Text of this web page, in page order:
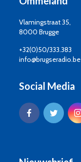
Vlamingstraat 35,
8000 Brugge
+32(0)50/333.383
info@brugseradio.be
Social Media